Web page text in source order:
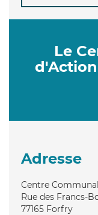
Le
d'Action
Adresse
Centre
Rue des Francs-
77165 Forfry